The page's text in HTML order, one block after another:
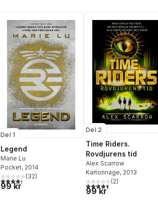
Del 1
Legend
Marie Lu
Pocket, 2014
4,3utav 5 stjärnor. Totalt antal röster:
(32)
99 kr
Del 2
Time Riders.
Rovdjurens tid
Alex Scarrow
Kartonnage, 2013
4,5utav 5 stjärnor. Totalt
(2)
99 kr